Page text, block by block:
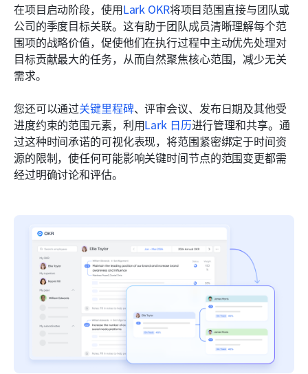
在项目启动阶段，使用Lark OKR将项目范围直接与团队或
公司的季度目标关联。这有助于团队成员清晰理解每个范
围项的战略价值，促使他们在执行过程中主动优先处理对
目标贡献最大的任务，从而自然聚焦核心范围，减少无关
需求。
您还可以通过关键里程碑、评审会议、发布日期及其他受
进度约束的范围元素，利用Lark 日历进行管理和共享。通
过这种时间承诺的可视化表现，将范围紧密绑定于时间资
源的限制，使任何可能影响关键时间节点的范围变更都需
经过明确讨论和评估。